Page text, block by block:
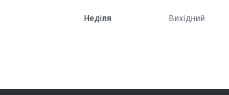
Неділя Вихідний